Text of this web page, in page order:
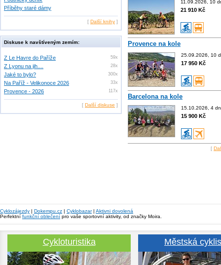
Příběhy staré dámy
[ Další knihy ]
Diskuse k navštíveným zemím:
Z Le Havre do Paříže 59x
Z Lyonu na jih.... 28x
Jaké to bylo? 300x
Na Paříž - Velikonoce 2026 33x
Provence - 2026 117x
[ Další diskuse ]
11.09.2026, 10
21 910 Kč
Provence na kole
25.09.2026, 10
17 950 Kč
Barcelona na kole
15.10.2026, 4
15 900 Kč
[
Cyklozájezdy | Dokempu.cz | Cyklobazar| Aktivni dovolená
Perfektní funkční oblečení pro vaše sportovní aktivity, od značky Moira.
Cykloturistika Městská